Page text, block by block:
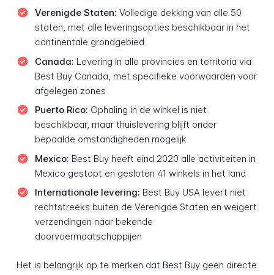
Verenigde Staten: Volledige dekking van alle 50
staten, met alle leveringsopties beschikbaar in het
continentale grondgebied
Canada: Levering in alle provincies en territoria via
Best Buy Canada, met specifieke voorwaarden voor
afgelegen zones
Puerto Rico: Ophaling in de winkel is niet
beschikbaar, maar thuislevering blijft onder
bepaalde omstandigheden mogelijk
Mexico: Best Buy heeft eind 2020 alle activiteiten in
Mexico gestopt en gesloten 41 winkels in het land
Internationale levering: Best Buy USA levert niet
rechtstreeks buiten de Verenigde Staten en weigert
verzendingen naar bekende
doorvoermaatschappijen
Het is belangrijk op te merken dat Best Buy geen directe